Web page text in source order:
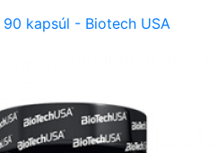
kapsúl - Biotech USA